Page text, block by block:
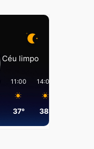
Céu limpo
11:00
37°
14:00
38°